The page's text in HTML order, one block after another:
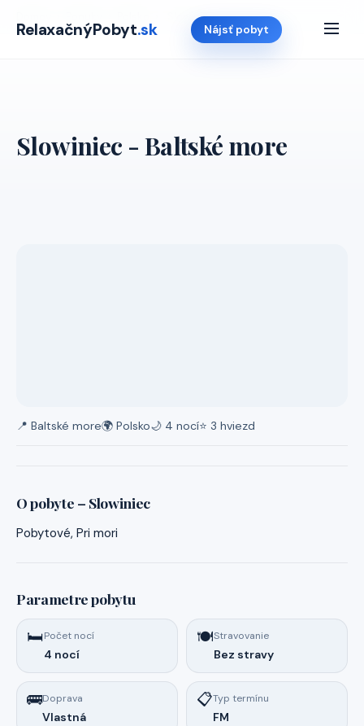
RelaxačnýPobyt.sk Nájsť pobyt
Slowiniec
Slowiniec - Baltské more
📍 Baltské more🌍 Polsko🌙 4 nocí⭐ 3 hviezd
O pobyte – Slowiniec
Pobytové, Pri mori
Parametre pobytu
🛏️Počet nocí
4 nocí
🍽️Stravovanie
Bez stravy
🚌Doprava
Vlastná
📋Typ termínu
FM